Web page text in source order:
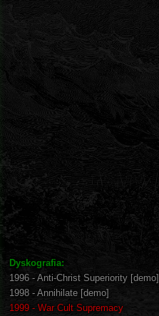
Dyskografia:
1996 - Anti-Christ Superiority [demo]
1998 - Annihilate [demo]
1999 - War Cult Supremacy